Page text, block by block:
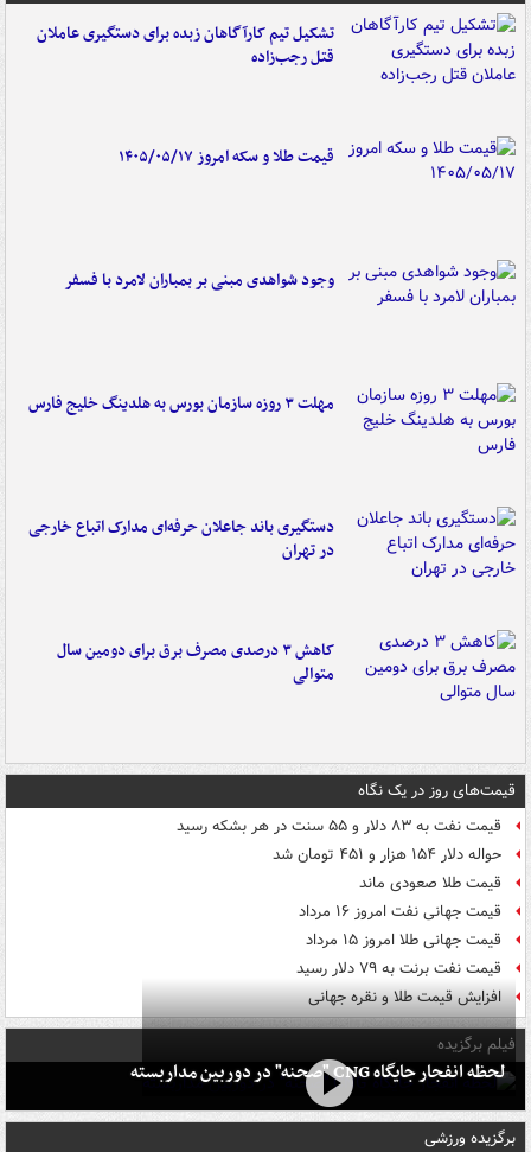
تشکیل تیم کارآگاهان زبده برای دستگیری عاملان
قتل رجب‌زاده
قیمت طلا و سکه امروز ۱۴۰۵/۰۵/۱۷
وجود شواهدی مبنی بر بمباران لامرد با فسفر
مهلت ۳ روزه سازمان بورس به هلدینگ خلیج فارس
دستگیری باند جاعلان حرفه‌ای مدارک اتباع خارجی
در تهران
کاهش ۳ درصدی مصرف برق برای دومین سال
متوالی
قیمت‌های روز در یک نگاه
قیمت نفت به ۸۳ دلار و ۵۵ سنت در هر بشکه رسید
حواله دلار ۱۵۴ هزار و ۴۵۱ تومان شد
قیمت طلا صعودی ماند
قیمت جهانی نفت امروز ۱۶ مرداد
قیمت جهانی طلا امروز ۱۵ مرداد
قیمت نفت برنت به ۷۹ دلار رسید
افزایش قیمت طلا و نقره جهانی
فیلم برگزیده
لحظه انفجار جایگاه CNG "صحنه" در دوربین مداربسته
برگزیده ورزشی